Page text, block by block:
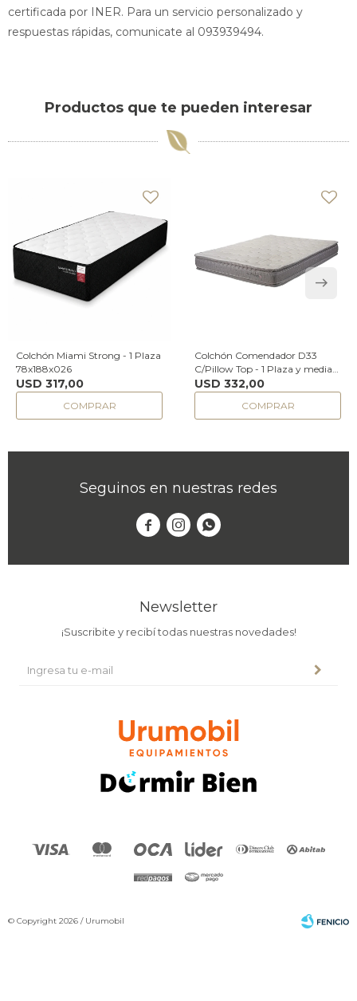
certificada por INER. Para un servicio personalizado y
respuestas rápidas, comunicate al 093939494.
Productos que te pueden interesar
Colchón Miami Strong - 1 Plaza
78x188x026
USD 317,00
Colchón Comendador D33
C/Pillow Top - 1 Plaza y media
110x188x24
USD 332,00
Seguinos en nuestras redes
  
Newsletter
¡Suscribite y recibí todas nuestras novedades!
© Copyright 2026 / Urumobil